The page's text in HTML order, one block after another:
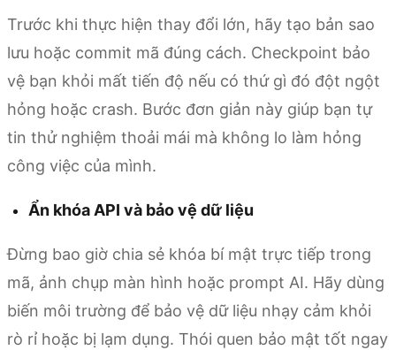
Trước khi thực hiện thay đổi lớn, hãy tạo bản sao
lưu hoặc commit mã đúng cách. Checkpoint bảo
vệ bạn khỏi mất tiến độ nếu có thứ gì đó đột ngột
hỏng hoặc crash. Bước đơn giản này giúp bạn tự
tin thử nghiệm thoải mái mà không lo làm hỏng
công việc của mình.
Ẩn khóa API và bảo vệ dữ liệu
Đừng bao giờ chia sẻ khóa bí mật trực tiếp trong
mã, ảnh chụp màn hình hoặc prompt AI. Hãy dùng
biến môi trường để bảo vệ dữ liệu nhạy cảm khỏi
rò rỉ hoặc bị lạm dụng. Thói quen bảo mật tốt ngay